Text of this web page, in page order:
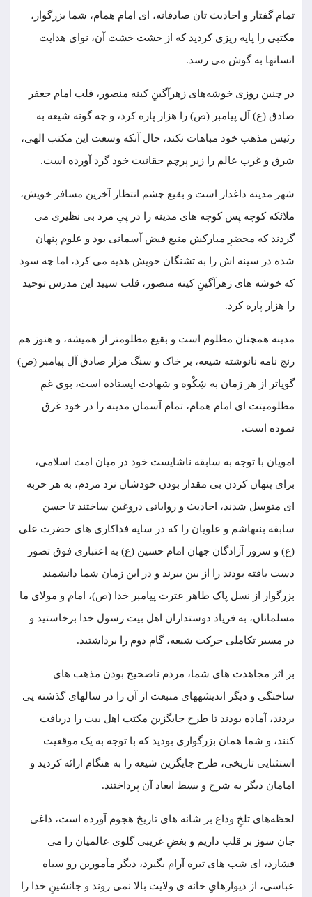
تمام گفتار و احادیث تان صادقانه، ای امام همام، شما بزرگوار،
مکتبی را پایه‏ ریزی کردید که از خشت خشت آن، نوای هدایت
انسانها به گوش می ‏رسد.
در چنین روزی خوشه‌های زهرآگینِ کینه منصور، قلب امام جعفر
صادق (ع) آل ‌پیامبر (ص) را هزار پاره کرد، و چه گونه شیعه به
رئیس مذهب خود مباهات نکند، حال آنکه وسعت این مکتب الهی،
شرق و غرب عالم را زیر پرچم حقانیت خود گرد آورده است.
شهر مدینه داغدار است و بقیع چشم انتظار آخرین مسافر خویش،
ملائکه کوچه پس کوچه ‌های مدینه را در پیِ مرد بی ‌نظیری می
‌گردند که محضرِ مبارکش منبع فیض آسمانی بود و علوم پنهان
شده در سینه ‏اش را به تشنگان خویش هدیه می ‏کرد، اما چه سود
که خوشه ‌های زهرآگینِ کینه منصور، قلب سپید این مدرس توحید
را هزار پاره کرد.
مدینه همچنان مظلوم است و بقیع مظلومتر از همیشه، و هنوز هم
رنج نامه نانوشته شیعه، بر خاک و سنگ مزار صادق آل‌ پیامبر (ص)
گویاتر از هر زمان به شِکْوه و شهادت ایستاده است، بوى غمِ
مظلومیتت ای امام همام، تمام آسمان مدینه را در خود غرق
نموده است.
امویان با توجه به سابقه ناشایست‏ خود در میان امت اسلامى،‏
‏برای پنهان کردن بى ‏مقدار بودن خودشان نزد مردم، به هر حربه‏
اى متوسل ‏شدند، احادیث و روایاتى دروغین ساختند تا حسن
سابقه بنى‏هاشم و علویان را که در سایه فداکارى‏ هاى حضرت على
(ع) و سرور آزادگان جهان امام حسین (ع) به اعتبارى ‏فوق تصور
دست‏ یافته بودند را از بین ببرند و در این زمان شما دانشمند
بزرگوار از نسل پاک طاهر عترت پیامبر خدا (ص)، امام و مولای ما
مسلمانان، به فریاد دوستداران اهل بیت رسول خدا برخاستید و
در مسیر تکاملى حرکت‏ شیعه، گام دوم را برداشتید.
بر اثر مجاهدت ‏هاى شما، مردم ‏ناصحیح بودن مذهب های
ساختگی و دیگر اندیشه‏هاى منبعث از آن را در سالهاى گذشته پى
بردند، آماده ‏بودند تا طرح جایگزین مکتب اهل ‏بیت را دریافت
کنند، و شما همان بزرگوارى بودید که با توجه به یک موقعیت
استثنایى ‏تاریخى، طرح جایگزین شیعه را به هنگام ارائه کردید و
امامان دیگر به شرح و بسط ابعاد آن پرداختند.
لحظه‌های تلخِ وداع بر شانه‌ های تاریخ هجوم آ‌ورده است، داغی
جان سوز بر قلب داریم و بغضِ غریبی گلوی عالمیان را می
‌فشارد، ای شب‌ های تیره آرام بگیرد، دیگر مأمورین رو سیاه‌
عباسی، از دیوارهایِ خانه ی ولایت بالا نمی ‌روند و جانشینِ خدا را